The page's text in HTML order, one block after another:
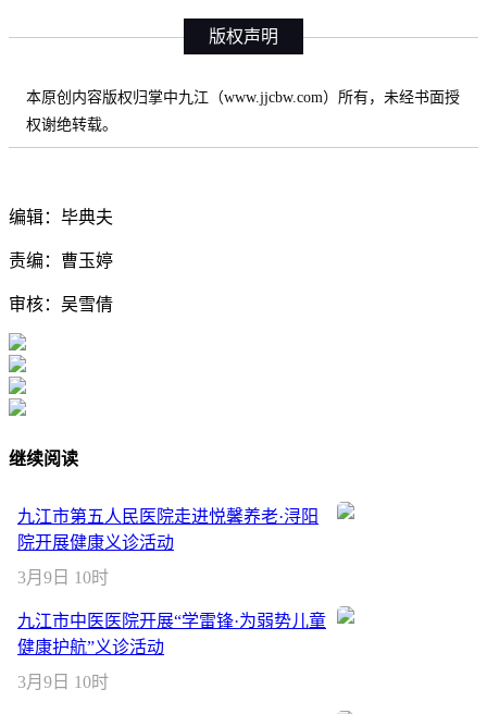
版权声明
本原创内容版权归掌中九江（www.jjcbw.com）所有，未经书面授
权谢绝转载。
编辑：毕典夫
责编：曹玉婷
审核：吴雪倩
继续阅读
九江市第五人民医院走进悦馨养老·浔阳
院开展健康义诊活动
3月9日 10时
九江市中医医院开展“学雷锋·为弱势儿童
健康护航”义诊活动
3月9日 10时